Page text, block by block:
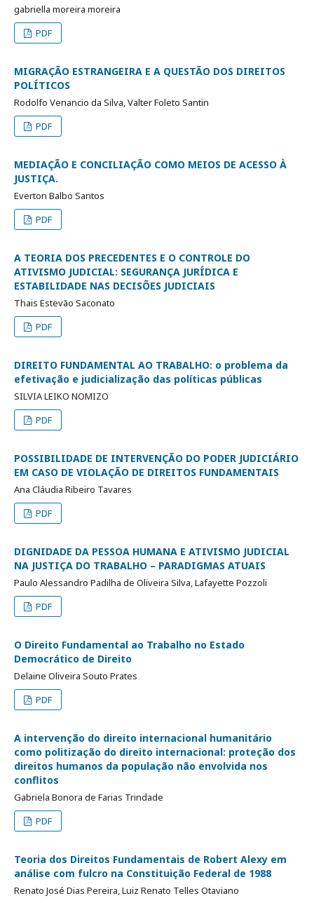
gabriella moreira moreira
PDF
MIGRAÇÃO ESTRANGEIRA E A QUESTÃO DOS DIREITOS
POLÍTICOS
Rodolfo Venancio da Silva, Valter Foleto Santin
PDF
MEDIAÇÃO E CONCILIAÇÃO COMO MEIOS DE ACESSO À
JUSTIÇA.
Everton Balbo Santos
PDF
A TEORIA DOS PRECEDENTES E O CONTROLE DO
ATIVISMO JUDICIAL: SEGURANÇA JURÍDICA E
ESTABILIDADE NAS DECISÕES JUDICIAIS
Thais Estevão Saconato
PDF
DIREITO FUNDAMENTAL AO TRABALHO: o problema da
efetivação e judicialização das políticas públicas
SILVIA LEIKO NOMIZO
PDF
POSSIBILIDADE DE INTERVENÇÃO DO PODER JUDICIÁRIO
EM CASO DE VIOLAÇÃO DE DIREITOS FUNDAMENTAIS
Ana Cláudia Ribeiro Tavares
PDF
DIGNIDADE DA PESSOA HUMANA E ATIVISMO JUDICIAL
NA JUSTIÇA DO TRABALHO – PARADIGMAS ATUAIS
Paulo Alessandro Padilha de Oliveira Silva, Lafayette Pozzoli
PDF
O Direito Fundamental ao Trabalho no Estado
Democrático de Direito
Delaine Oliveira Souto Prates
PDF
A intervenção do direito internacional humanitário
como politização do direito internacional: proteção dos
direitos humanos da população não envolvida nos
conflitos
Gabriela Bonora de Farias Trindade
PDF
Teoria dos Direitos Fundamentais de Robert Alexy em
análise com fulcro na Constituição Federal de 1988
Renato José Dias Pereira, Luiz Renato Telles Otaviano